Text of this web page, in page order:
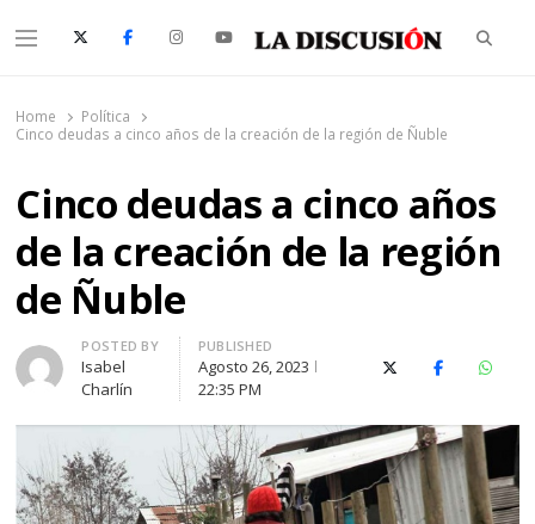
Menu
Home
Política
Cinco deudas a cinco años de la creación de la región de Ñuble
Cinco deudas a cinco años
de la creación de la región
de Ñuble
Author
POSTED BY
Isabel
Charlín
PUBLISHED
Agosto 26, 2023
22:35 PM
X (Twitter)Facebook